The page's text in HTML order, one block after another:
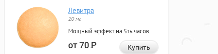
Левитра
20 мг
Мощный эффект на 5ть часов.
от 70Р Купить